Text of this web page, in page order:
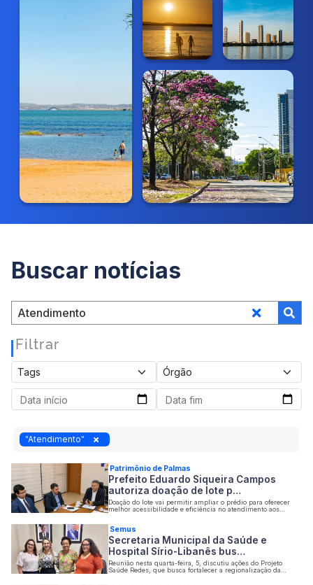
Buscar notícias
Filtrar
"Atendimento"
Patrimônio de Palmas
Prefeito Eduardo Siqueira Campos
autoriza doação de lote p…
Doação do lote vai permitir ampliar o prédio para oferecer
melhor acessibilidade e eficiência no atendimento aos
Semus
Secretaria Municipal da Saúde e
Hospital Sírio-Libanês bus…
Reunião nesta quarta-feira, 5, discutiu ações do Projeto
Saúde Redes, que busca fortalecer a regionalização da